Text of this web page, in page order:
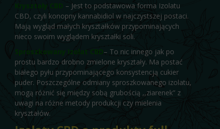
Kryształy CBD
– Jest to podstawowa forma Izolatu
CBD, czyli konopny kannabidiol w najczystszej postaci.
Mają wygląd małych kryształków przypominających
nieco swoim wyglądem kryształki soli.
Sproszkowany Izolat CBD – To nic innego jak po
prostu bardzo drobno zmielone kryształy. Ma postać
białego pyłu przypominającego konsystencją cukier
puder. Poszczególne odmiany sproszkowanego izolatu,
mogą różnić się między sobą grubością ,,ziarenek” z
uwagi na różne metody produkcji czy mielenia
kryształów.